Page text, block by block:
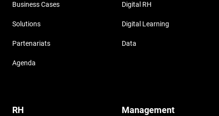
Business Cases
Solutions
Partenariats
Agenda
Digital RH
Digital Learning
Data
RH Management